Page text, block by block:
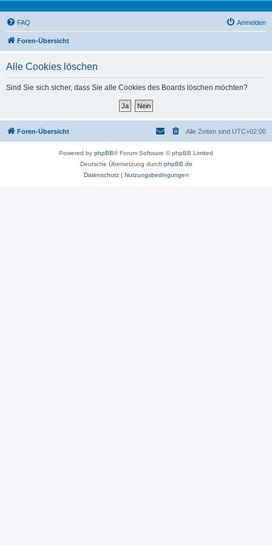
FAQ Anmelden
Foren-Übersicht
Alle Cookies löschen
Sind Sie sich sicher, dass Sie alle Cookies des Boards löschen möchten?
Foren-Übersicht Alle Zeiten sind UTC+02:00
Powered by phpBB® Forum Software © phpBB Limited
Deutsche Übersetzung durch phpBB.de
Datenschutz| Nutzungsbedingungen